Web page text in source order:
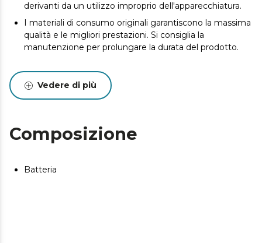
derivanti da un utilizzo improprio dell'apparecchiatura.
I materiali di consumo originali garantiscono la massima
qualità e le migliori prestazioni. Si consiglia la
manutenzione per prolungare la durata del prodotto.
Vedere di più
Composizione
Batteria